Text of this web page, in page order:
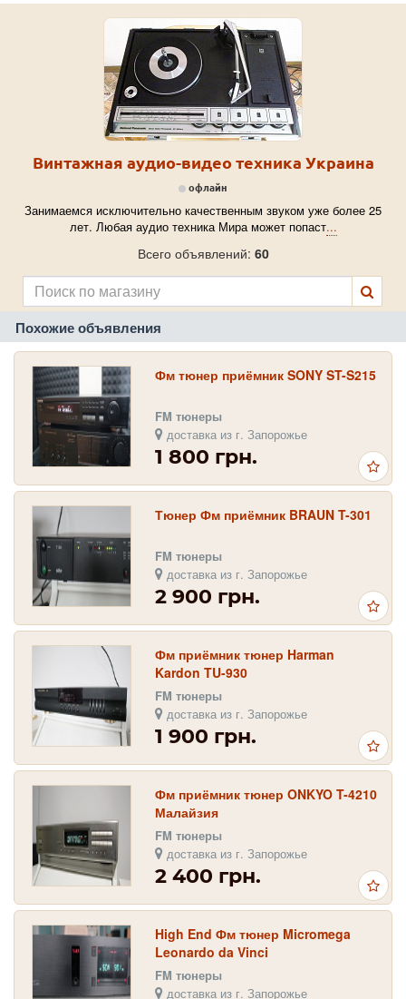
Винтажная аудио-видео техника Украина
офлайн
Занимаемся исключительно качественным звуком уже более 25
лет. Любая аудио техника Мира может попаст...
Всего объявлений: 60
Похожие объявления
Фм тюнер приёмник SONY ST-S215
FM тюнеры
доставка из г. Запорожье
1 800 грн.
Тюнер Фм приёмник BRAUN T-301
FM тюнеры
доставка из г. Запорожье
2 900 грн.
Фм приёмник тюнер Harman
Kardon TU-930
FM тюнеры
доставка из г. Запорожье
1 900 грн.
Фм приёмник тюнер ONKYO T-4210
Малайзия
FM тюнеры
доставка из г. Запорожье
2 400 грн.
High End Фм тюнер Micromega
Leonardo da Vinci
FM тюнеры
доставка из г. Запорожье